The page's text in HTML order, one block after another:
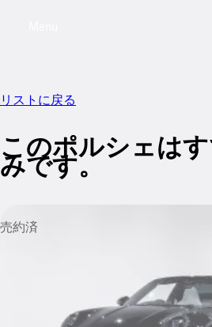
リストに戻る
このポルシェは
みです。
売約済